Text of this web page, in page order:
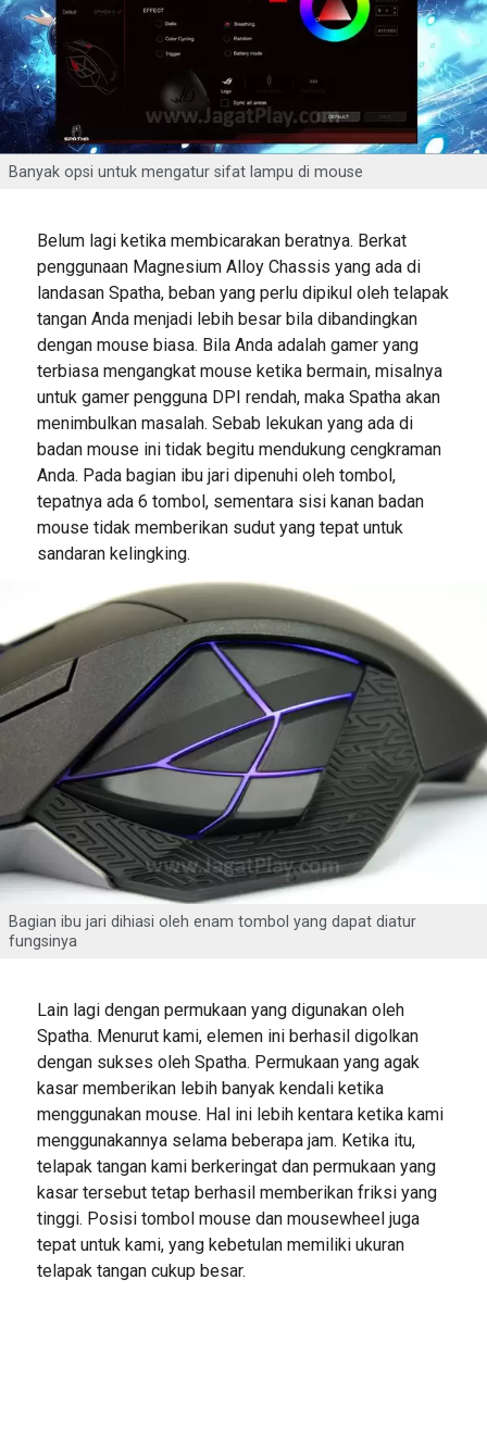
Banyak opsi untuk mengatur sifat lampu di mouse
Belum lagi ketika membicarakan beratnya. Berkat
penggunaan Magnesium Alloy Chassis yang ada di
landasan Spatha, beban yang perlu dipikul oleh telapak
tangan Anda menjadi lebih besar bila dibandingkan
dengan mouse biasa. Bila Anda adalah gamer yang
terbiasa mengangkat mouse ketika bermain, misalnya
untuk gamer pengguna DPI rendah, maka Spatha akan
menimbulkan masalah. Sebab lekukan yang ada di
badan mouse ini tidak begitu mendukung cengkraman
Anda. Pada bagian ibu jari dipenuhi oleh tombol,
tepatnya ada 6 tombol, sementara sisi kanan badan
mouse tidak memberikan sudut yang tepat untuk
sandaran kelingking.
Bagian ibu jari dihiasi oleh enam tombol yang dapat diatur
fungsinya
Lain lagi dengan permukaan yang digunakan oleh
Spatha. Menurut kami, elemen ini berhasil digolkan
dengan sukses oleh Spatha. Permukaan yang agak
kasar memberikan lebih banyak kendali ketika
menggunakan mouse. Hal ini lebih kentara ketika kami
menggunakannya selama beberapa jam. Ketika itu,
telapak tangan kami berkeringat dan permukaan yang
kasar tersebut tetap berhasil memberikan friksi yang
tinggi. Posisi tombol mouse dan mousewheel juga
tepat untuk kami, yang kebetulan memiliki ukuran
telapak tangan cukup besar.